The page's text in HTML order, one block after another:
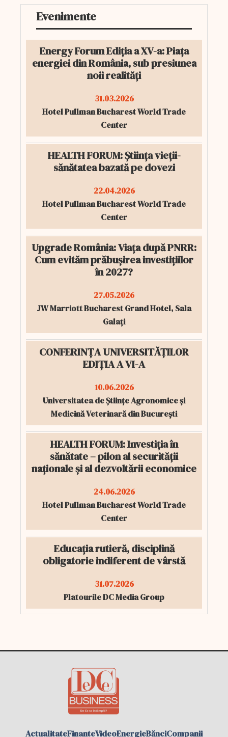
Evenimente
Energy Forum Ediția a XV-a: Piața
energiei din România, sub presiunea
noii realități
31.03.2026
Hotel Pullman Bucharest World Trade
Center
HEALTH FORUM: Știința vieții-
sănătatea bazată pe dovezi
22.04.2026
Hotel Pullman Bucharest World Trade
Center
Upgrade România: Viața după PNRR:
Cum evităm prăbușirea investițiilor
în 2027?
27.05.2026
JW Marriott Bucharest Grand Hotel, Sala
Galați
CONFERINȚA UNIVERSITĂȚILOR
EDIȚIA A VI-A
10.06.2026
Universitatea de Științe Agronomice și
Medicină Veterinară din București
HEALTH FORUM: Investiția în
sănătate – pilon al securității
naționale și al dezvoltării economice
24.06.2026
Hotel Pullman Bucharest World Trade
Center
Educația rutieră, disciplină
obligatorie indiferent de vârstă
31.07.2026
Platourile DC Media Group
ActualitateFinanteVideoEnergieBănciCompanii